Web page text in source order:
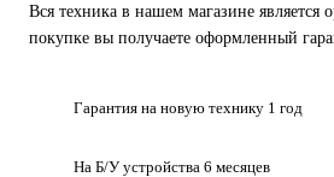
Вся техника в нашем магазине является
покупке вы получаете оформленный
Гарантия на новую технику 1 год
На Б/У устройства 6 месяцев